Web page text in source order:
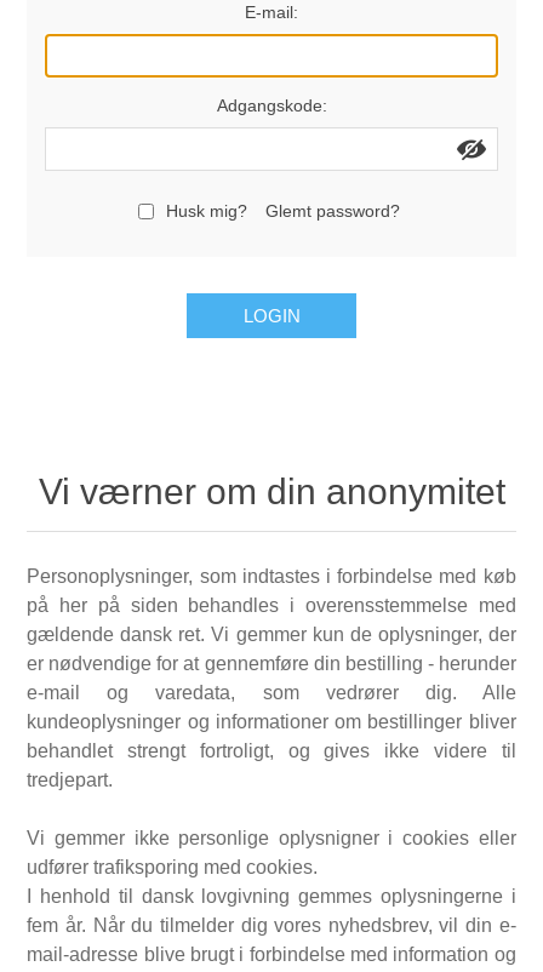
E-mail:
Adgangskode:
Husk mig? Glemt password?
LOGIN
Vi værner om din anonymitet
Personoplysninger, som indtastes i forbindelse med køb
på her på siden behandles i overensstemmelse med
gældende dansk ret. Vi gemmer kun de oplysninger, der
er nødvendige for at gennemføre din bestilling - herunder
e-mail og varedata, som vedrører dig. Alle
kundeoplysninger og informationer om bestillinger bliver
behandlet strengt fortroligt, og gives ikke videre til
tredjepart.
Vi gemmer ikke personlige oplysnigner i cookies eller
udfører trafiksporing med cookies.
I henhold til dansk lovgivning gemmes oplysningerne i
fem år. Når du tilmelder dig vores nyhedsbrev, vil din e-
mail-adresse blive brugt i forbindelse med information og